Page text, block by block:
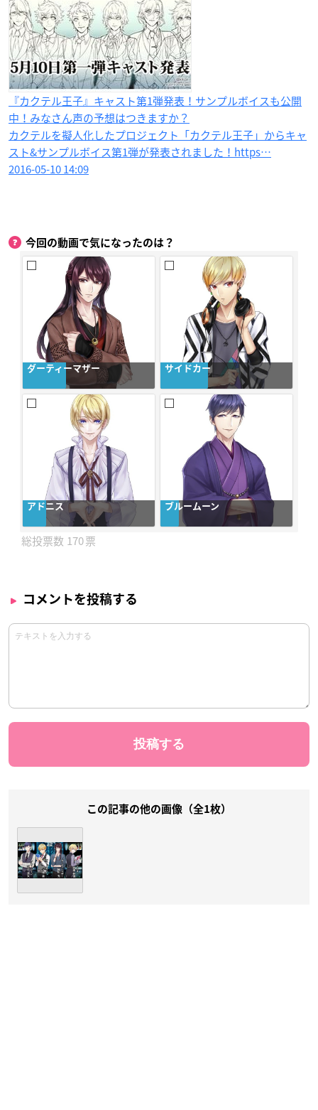
『カクテル王子』キャスト第1弾発表！サンプルボイスも公開
中！みなさん声の予想はつきますか？
カクテルを擬人化したプロジェクト「カクテル王子」からキャ
スト&サンプルボイス第1弾が発表されました！https…
2016-05-10 14:09
今回の動画で気になったのは？
ダーティーマザー サイドカー
アドニス ブルームーン
170
コメントを投稿する
この記事の他の画像（全1枚）